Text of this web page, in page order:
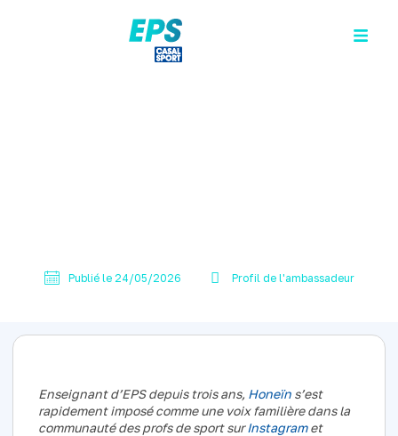
Publié le 24/05/2026 Profil de l'ambassadeur
Enseignant d’EPS depuis trois ans, Honeïn s’est
rapidement imposé comme une voix familière dans la
communauté des profs de sport surInstagramet